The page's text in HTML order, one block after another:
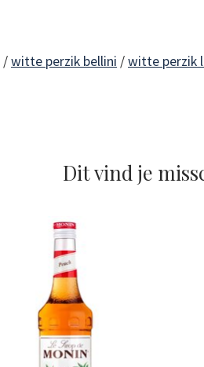
/witte perzik bellini /witte perzik
Dit vind je